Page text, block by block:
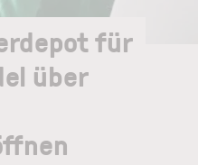
für
über